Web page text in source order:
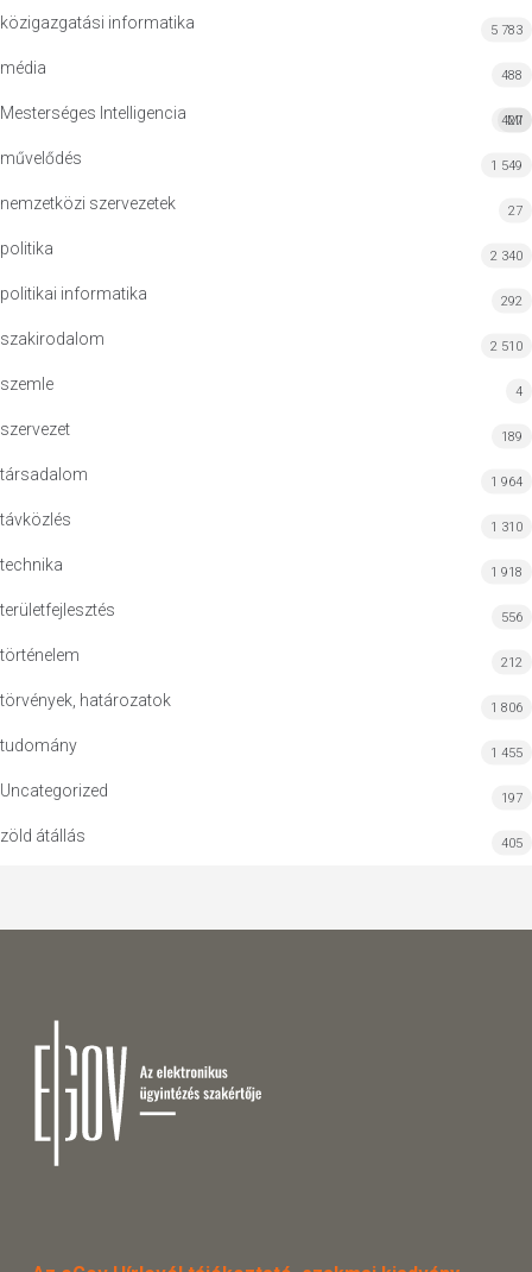
közigazgatási informatika 5 783
média 488
Mesterséges Intelligencia MI
427
művelődés 1 549
nemzetközi szervezetek 27
politika 2 340
politikai informatika 292
szakirodalom 2 510
szemle 4
szervezet 189
társadalom 1 964
távközlés 1 310
technika 1 918
területfejlesztés 556
történelem 212
törvények, határozatok 1 806
tudomány 1 455
Uncategorized 197
zöld átállás 405